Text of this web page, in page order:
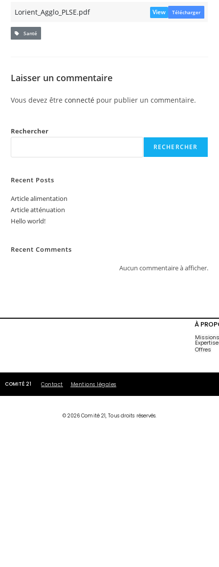
Lorient_Agglo_PLSE.pdf View Télécharger
Santé
Laisser un commentaire
Vous devez êtreconnecté pour publier un commentaire.
Rechercher
RECHERCHER
Recent Posts
Article alimentation
Article atténuation
Hello world!
Recent Comments
Aucun commentaire à afficher.
À
Missions
Offres
COMITÉ 21 Contact Mentions légales
© 2026 Comité 21, Tous droits réservés.